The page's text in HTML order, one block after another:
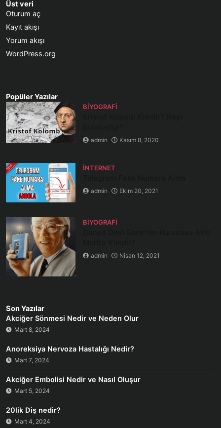
Üst veri
Oturum aç
Kayıt akışı
Yorum akışı
WordPress.org
Popüler Yazılar
BIYOGRAFI
admin Kasım 8, 2020
İNTERNET
admin Ekim 20, 2021
BIYOGRAFI
admin Nisan 12, 2021
Son Yazılar
Akciğer Sönmesi Nedir ve Neden Olur
Mart 8, 2024
Anoreksiya Nervoza Hastalığı Nedir?
Mart 7, 2024
Akciğer Embolisi Nedir ve Nasıl Oluşur
Mart 5, 2024
20lik Diş nedir?
Mart 4, 2024